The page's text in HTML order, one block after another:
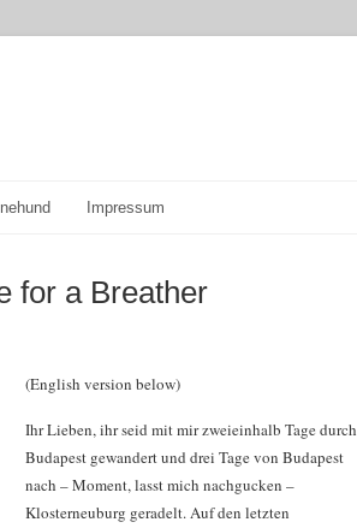
Impressum
for a Breather
(English version below)
Ihr Lieben, ihr seid mit mir zweieinhalb Tage durch
Budapest gewandert und drei Tage von Budapest
nach – Moment, lasst mich nachgucken –
Klosterneuburg geradelt. Auf den letzten